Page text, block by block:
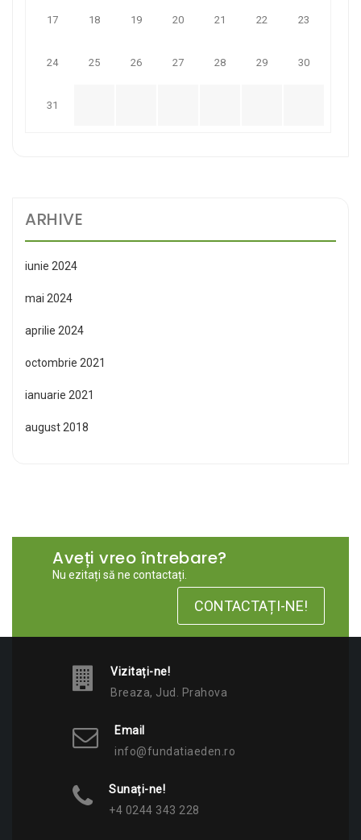
17 18 19 20 21 22 23
24 25 26 27 28 29 30
31
ARHIVE
iunie 2024
mai 2024
aprilie 2024
octombrie 2021
ianuarie 2021
august 2018
Aveți vreo întrebare?
Nu ezitați să ne contactați.
CONTACTAȚI-NE!
Vizitați-ne!
Breaza, Jud. Prahova
Email
info@fundatiaeden.ro
Sunați-ne!
+4 0244 343 228